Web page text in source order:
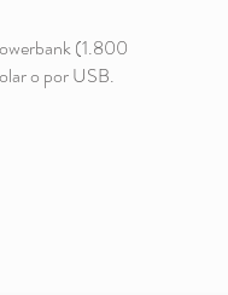
(1.800
o por USB.